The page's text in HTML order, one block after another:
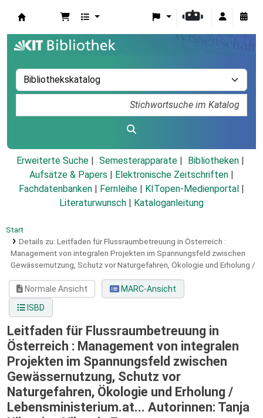
Erweiterte Suche Semesterapparate
Bibliotheken
Aufsätze & Papers
Elektronische Zeitschriften
Fachdatenbanken
Fernleihe KITopen-Medienportal
Literaturwunsch
Kataloganleitung
Start
Details zu: Leitfaden für Flussraumbetreuung in Österreich :
Management von integralen Projekten im Spannungsfeld zwischen
Gewässernutzung, Schutz vor Naturgefahren, Ökologie und Erholung /
Normale Ansicht
MARC-Ansicht
ISBD
Leitfaden für Flussraumbetreuung in
Österreich : Management von integralen
Projekten im Spannungsfeld zwischen
Gewässernutzung, Schutz vor
Naturgefahren, Ökologie und Erholung /
Lebensministerium.at... Autorinnen: Tanja